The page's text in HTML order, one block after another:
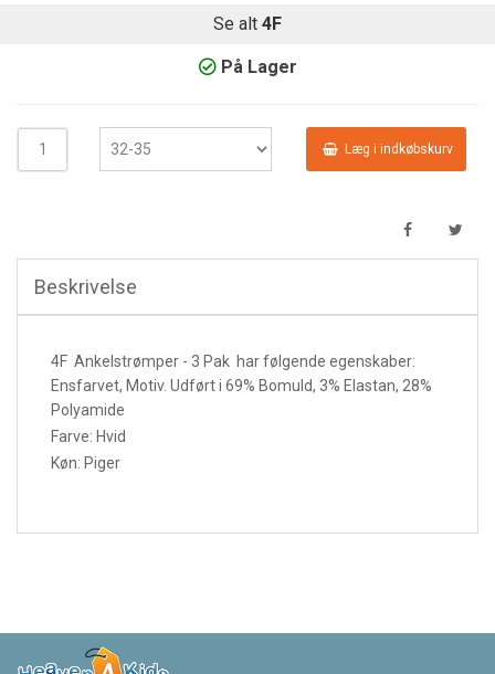
Se alt 4F
På Lager
Læg i indkøbskurv
Beskrivelse
4F Ankelstrømper - 3 Pak har følgende egenskaber:
Ensfarvet, Motiv. Udført i 69% Bomuld, 3% Elastan, 28%
Polyamide
Farve: Hvid
Køn: Piger